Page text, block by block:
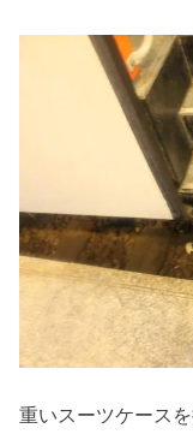
重いスーツケース